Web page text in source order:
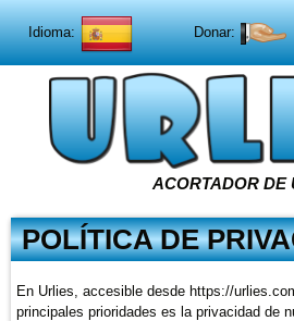
Idioma: Donar:
ACORTADOR DE
POLÍTICA DE
En Urlies, accesible desde https://
principales prioridades es la privacidad de